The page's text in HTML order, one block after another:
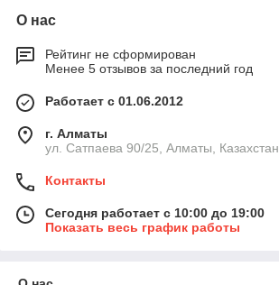
О нас
Рейтинг не сформирован
Менее 5 отзывов за последний год
Работает с 01.06.2012
г. Алматы
ул. Сатпаева 90/25, Алматы, Казахстан
Контакты
Сегодня работает с 10:00 до 19:00
Показать весь график работы